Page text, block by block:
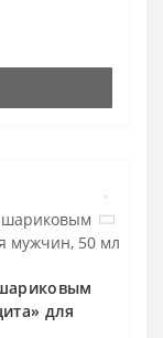
для